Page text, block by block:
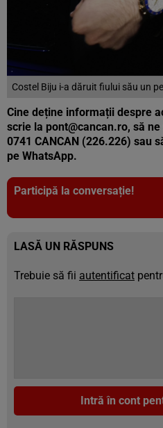
Costel Biju i-a dăruit fiului său un
Cine deține informații despre
scrie la pont@cancan.ro, să ne
0741 CANCAN (226.226) sau
pe WhatsApp.
Participă la conversație!
LASĂ UN RĂSPUNS
Trebuie să fii autentificat
Intră în cont